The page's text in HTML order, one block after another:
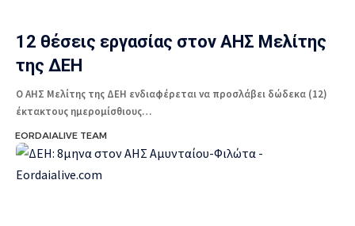
12 θέσεις εργασίας στον ΑΗΣ Μελίτης
της ΔΕΗ
Ο ΑΗΣ Μελίτης της ΔΕΗ ενδιαφέρεται να προσλάβει δώδεκα (12)
έκτακτους ημερομίσθιους…
EORDAIALIVE TEAM